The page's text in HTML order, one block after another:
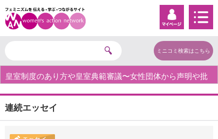
ミニコミ検索はこちら
皇室制度のあり方や皇室典範審議〜女性団体から声明や批
連続エッセイ